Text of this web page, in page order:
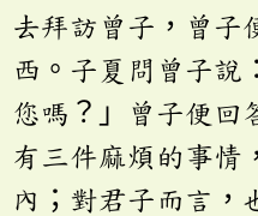
去拜訪曾子，曾子
西。子夏問曾子說
您嗎？」曾子便回
有三件麻煩的事情
內；對君子而言，